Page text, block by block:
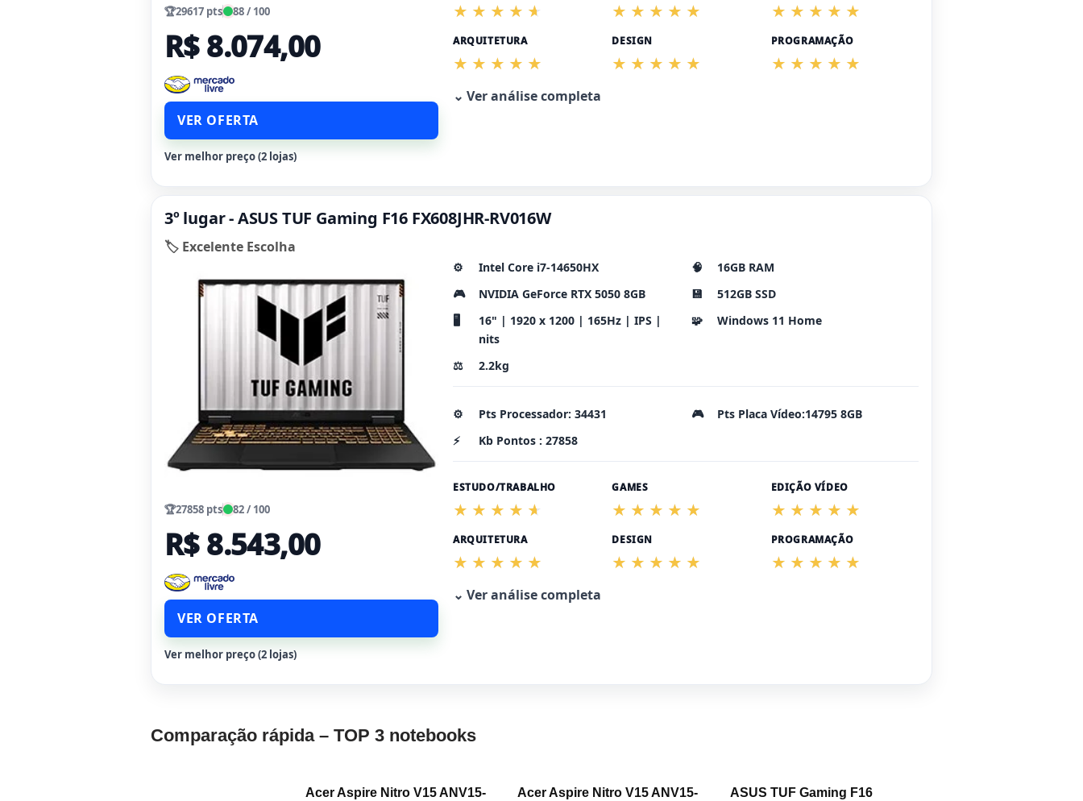
🏆29617 pts 88 / 100
R$ 8.074,00
VER OFERTA
Ver melhor preço (2 lojas)
ARQUITETURA DESIGN PROGRAMAÇÃO
⌄ Ver análise completa
3º lugar - ASUS TUF Gaming F16 FX608JHR-RV016W
🏷️ Excelente Escolha
🏆27858 pts 82 / 100
R$ 8.543,00
VER OFERTA
Ver melhor preço (2 lojas)
⚙️ Intel Core i7-14650HX 🧠
16GB RAM
🎮
NVIDIA GeForce RTX 5050 8GB 💾
512GB SSD
🖥️
16" | 1920 x 1200 | 165Hz | IPS |
nits
🧩 Windows 11 Home
⚖️ 2.2kg
⚙️ Pts Processador: 34431 🎮
Pts Placa Vídeo:14795 8GB
⚡
Kb Pontos : 27858
ESTUDO/TRABALHO GAMES EDIÇÃO VÍDEO
ARQUITETURA DESIGN PROGRAMAÇÃO
⌄ Ver análise completa
Comparação rápida – TOP 3 notebooks
Acer Aspire Nitro V15 ANV15-
Acer Aspire Nitro V15 ANV15-
ASUS TUF Gaming F16